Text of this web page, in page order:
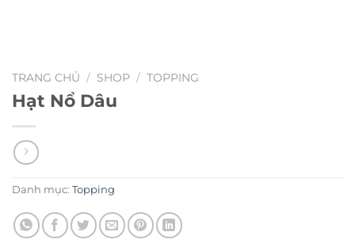
TRANG CHỦ / SHOP / TOPPING
Hạt Nổ Dâu
Danh mục: Topping